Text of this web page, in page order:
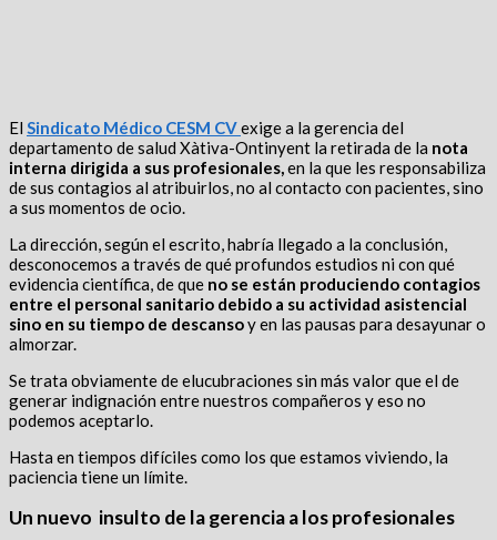
El Sindicato Médico CESM CVexige a la gerencia del
departamento de salud Xàtiva-Ontinyent la retirada de la nota
interna dirigida a sus profesionales,en la que les responsabiliza
de sus contagios al atribuirlos, no al contacto con pacientes, sino
a sus momentos de ocio.
La dirección, según el escrito, habría llegado a la conclusión,
desconocemos a través de qué profundos estudios ni con qué
evidencia científica, de que no se están produciendo contagios
entre el personal sanitario debido a su actividad asistencial
sino en su tiempo de descansoy en las pausas para desayunar o
almorzar.
Se trata obviamente de elucubraciones sin más valor que el de
generar indignación entre nuestros compañeros y eso no
podemos aceptarlo.
Hasta en tiempos difíciles como los que estamos viviendo, la
paciencia tiene un límite.
Un nuevo insulto de la gerencia a los profesionales